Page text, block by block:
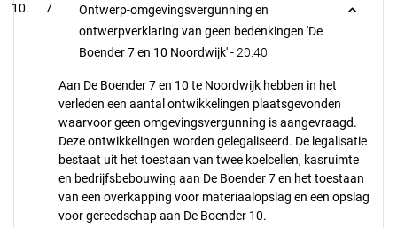
7
Ontwerp-omgevingsvergunning en
ontwerpverklaring van geen bedenkingen 'De
Boender 7 en 10 Noordwijk' -20:40
Aan De Boender 7 en 10 te Noordwijk hebben in het
verleden een aantal ontwikkelingen plaatsgevonden
waarvoor geen omgevingsvergunning is aangevraagd.
Deze ontwikkelingen worden gelegaliseerd. De legalisatie
bestaat uit het toestaan van twee koelcellen, kasruimte
en bedrijfsbebouwing aan De Boender 7 en het toestaan
van een overkapping voor materiaalopslag en een opslag
voor gereedschap aan De Boender 10.